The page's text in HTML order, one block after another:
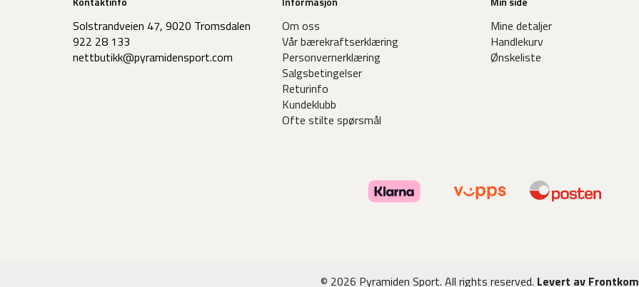
Solstrandveien 47, 9020 Tromsdalen
922 28 133
nettbutikk@pyramidensport.com
Om oss
Vår bærekraftserklæring
Personvernerklæring
Salgsbetingelser
Returinfo
Kundeklubb
Ofte stilte spørsmål
Mine detaljer
Handlekurv
Ønskeliste
© 2026 Pyramiden Sport. All rights reserved. Levert av Frontkom